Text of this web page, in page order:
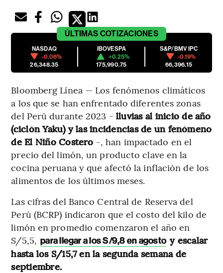
ÚLTIMAS COTIZACIONES
NASDAQ
-0.06%
26,348.35
IBOVESPA
+0.25%
175,990.75
S&P/BMV IPC
-0.19%
66,396.15
Bloomberg Línea — Los fenómenos climáticos
a los que se han enfrentado diferentes zonas
del Perú durante 2023 - lluvias al inicio de año
(ciclón Yaku) y las incidencias de un fenómeno
de El Niño Costero -, han impactado en el
precio del limón, un producto clave en la
cocina peruana y que afectó la inflación de los
alimentos de los últimos meses.
Las cifras del Banco Central de Reserva del
Perú (BCRP) indicaron que el costo del kilo de
limón en promedio comenzaron el año en
S/5,5, para llegar a los S/9,8 en agosto y escalar
hasta los S/15,7 en la segunda semana de
septiembre.